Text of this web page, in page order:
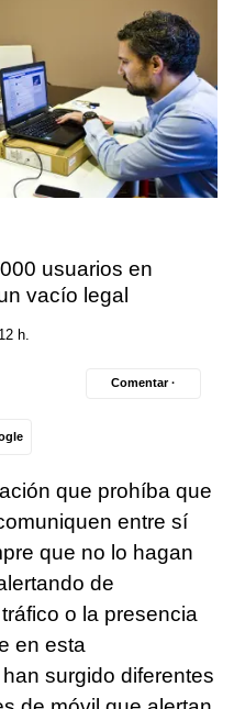
usuarios en
vacío legal
h.
Comentar ·
que prohíba que
entre sí
que no lo hagan
de
o la presencia
en esta
surgido diferentes